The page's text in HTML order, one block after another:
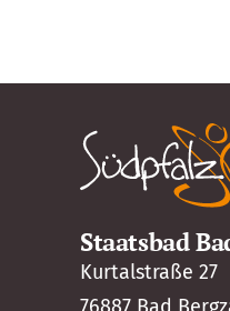
Staatsbad
Kurtalstraße 27